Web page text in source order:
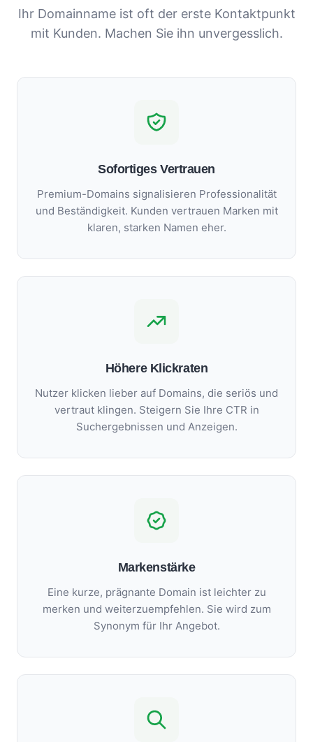
Ihr Domainname ist oft der erste Kontaktpunkt
mit Kunden. Machen Sie ihn unvergesslich.
Sofortiges Vertrauen
Premium-Domains signalisieren Professionalität
und Beständigkeit. Kunden vertrauen Marken mit
klaren, starken Namen eher.
Höhere Klickraten
Nutzer klicken lieber auf Domains, die seriös und
vertraut klingen. Steigern Sie Ihre CTR in
Suchergebnissen und Anzeigen.
Markenstärke
Eine kurze, prägnante Domain ist leichter zu
merken und weiterzuempfehlen. Sie wird zum
Synonym für Ihr Angebot.